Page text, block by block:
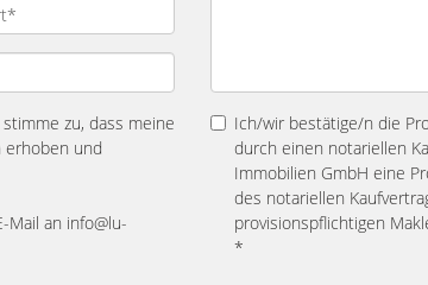
zu, dass meine
erhoben und
an info@lu-
Ich/wir bestätige/n die
durch einen notariellen
Immobilien GmbH eine
des notariellen
provisionspflichtigen
*